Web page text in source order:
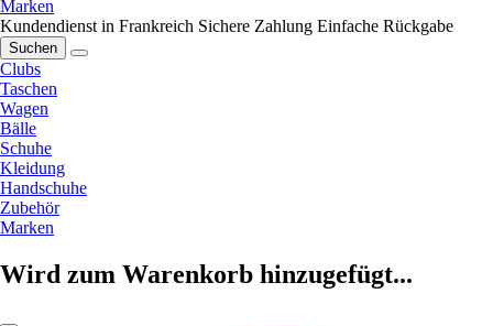
Marken
Kundendienst in Frankreich Sichere Zahlung Einfache Rückgabe
Suchen
Clubs
Taschen
Wagen
Bälle
Schuhe
Kleidung
Handschuhe
Zubehör
Marken
Wird zum Warenkorb hinzugefügt...